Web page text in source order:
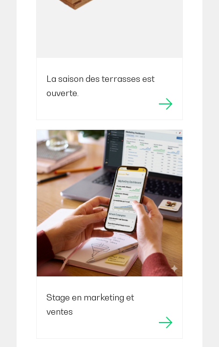
La saison des terrasses est
ouverte.
Stage en marketing et
ventes